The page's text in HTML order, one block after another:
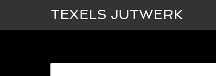
TEXELS JUTWERK